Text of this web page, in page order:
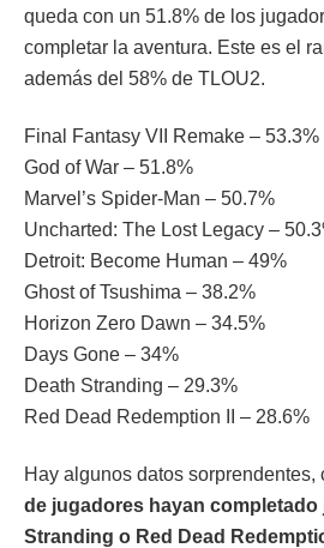
queda con un 51.8% de los
completar la aventura. Este es el
además del 58% de TLOU2.
Final Fantasy VII Remake – 53.3%
God of War – 51.8%
Marvel’s Spider-Man – 50.7%
Uncharted: The Lost Legacy –
Detroit: Become Human – 49%
Ghost of Tsushima – 38.2%
Horizon Zero Dawn – 34.5%
Days Gone – 34%
Death Stranding – 29.3%
Red Dead Redemption II – 28.6%
Hay algunos datos sorprendentes,
de jugadores hayan completado
Stranding o Red Dead